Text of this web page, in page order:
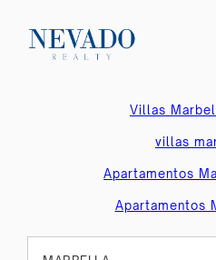
Villas
villas
Apartamentos
Apartamentos